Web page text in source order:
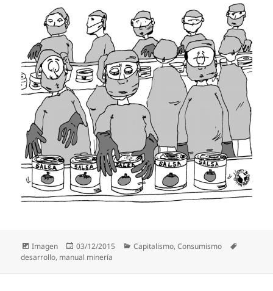
Formato
Imagen
Publicado
el
03/12/2015 Categorías
Capitalismo,Consumismo
desarrollo, manual minería